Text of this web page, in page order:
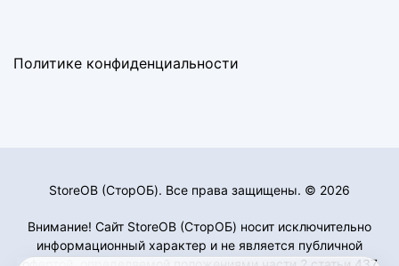
Политике конфиденциальности
StoreOB (CторОБ). Все права защищены. © 2026
Внимание! Сайт StoreOB (СторОБ) носит исключительно
информационный характер и не является публичной